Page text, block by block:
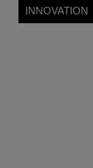
INNOVATION